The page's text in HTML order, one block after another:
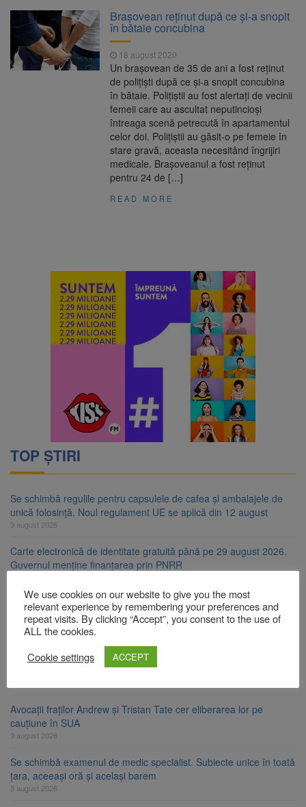
propriul record mondial. Betty Bromage a
zburat din nou pe aripa unui avion
9 august 2026
Avocații fraților Andrew și
Tristan Tate cer eliberarea lor pe cauțiune în
Se schimbă examenul de
medic specialist. Subiecte unice în toată țara,
aceeași oră și același barem
Se schimbă regulile pentru
capsulele de cafea și ambalajele de unică
folosință. Noul regulament UE se aplică din 12
Brașovean reținut după ce și-a snopit
în bătaie concubina
18 august 2020
Un brașovean de 35 de ani a fost reținut
de polițiști după ce și-a snopit concubina
în bătaie. Polițiștii au fost alertați de vecinii
femeii care au ascultat neputincioși
întreaga scenă petrecută în apartamentul
celor doi. Polițiștii au găsit-o pe femeie în
stare gravă, aceasta necesitând îngrijiri
medicale. Brașoveanul a fost reținut
pentru 24 de […]
READ MORE
TOP ȘTIRI
Se schimbă regulile pentru capsulele de cafea și ambalajele de
unică folosință. Noul regulament UE se aplică din 12 august
9 august 2026
Carte electronică de identitate gratuită până pe 29 august 2026.
Guvernul menține finanțarea prin PNRR
Zece troițe istorice din Șcheii Brașovului vor fi restaurate.
Contractul de finanțare a fost semnat
9 august 2026
La 97 de ani, a doborât propriul record mondial. Betty Bromage a
zburat din nou pe aripa unui avion
Avocații fraților Andrew și Tristan Tate cer eliberarea lor pe
cauțiune în SUA
9 august 2026
Se schimbă examenul de medic specialist. Subiecte unice în toată
țara, aceeași oră și același barem
8 august 2026
We use cookies on our website to give you the most
relevant experience by remembering your preferences and
repeat visits. By clicking “Accept”, you consent to the use of
ALL the cookies.
Cookie settings
ACCEPT